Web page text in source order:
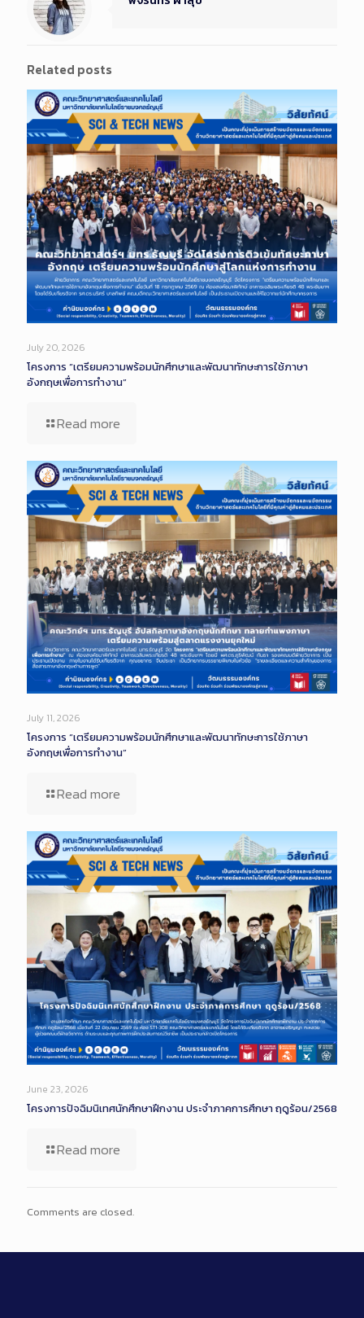
Related posts
July 20, 2026
โครงการ “เตรียมความพร้อมนักศึกษาและพัฒนาทักษะการใช้ภาษา
อังกฤษเพื่อการทำงาน”
Read more
July 11, 2026
โครงการ “เตรียมความพร้อมนักศึกษาและพัฒนาทักษะการใช้ภาษา
อังกฤษเพื่อการทำงาน”
Read more
June 23, 2026
โครงการปัจฉิมนิเทศนักศึกษาฝึกงาน ประจำภาคการศึกษา ฤดูร้อน/2568
Read more
Comments are closed.